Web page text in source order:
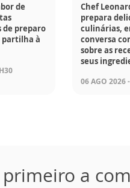
de
de preparo
partilha à
Chef
prepara
culinárias,
conversa
sobre as
seus
06 AGO 2026
primeiro a